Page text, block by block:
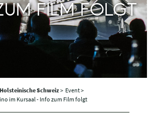
FILM FOLGT
Holsteinische Schweiz> Event >
im Kursaal - Info zum Film folgt